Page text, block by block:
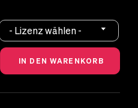
- Lizenz wählen -